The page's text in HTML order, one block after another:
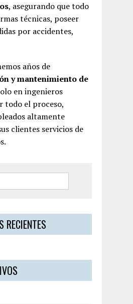
, asegurando que todo
técnicas, poseer
por accidentes,
años de
y mantenimiento de
en ingenieros
todo el proceso,
altamente
clientes servicios de
RECIENTES